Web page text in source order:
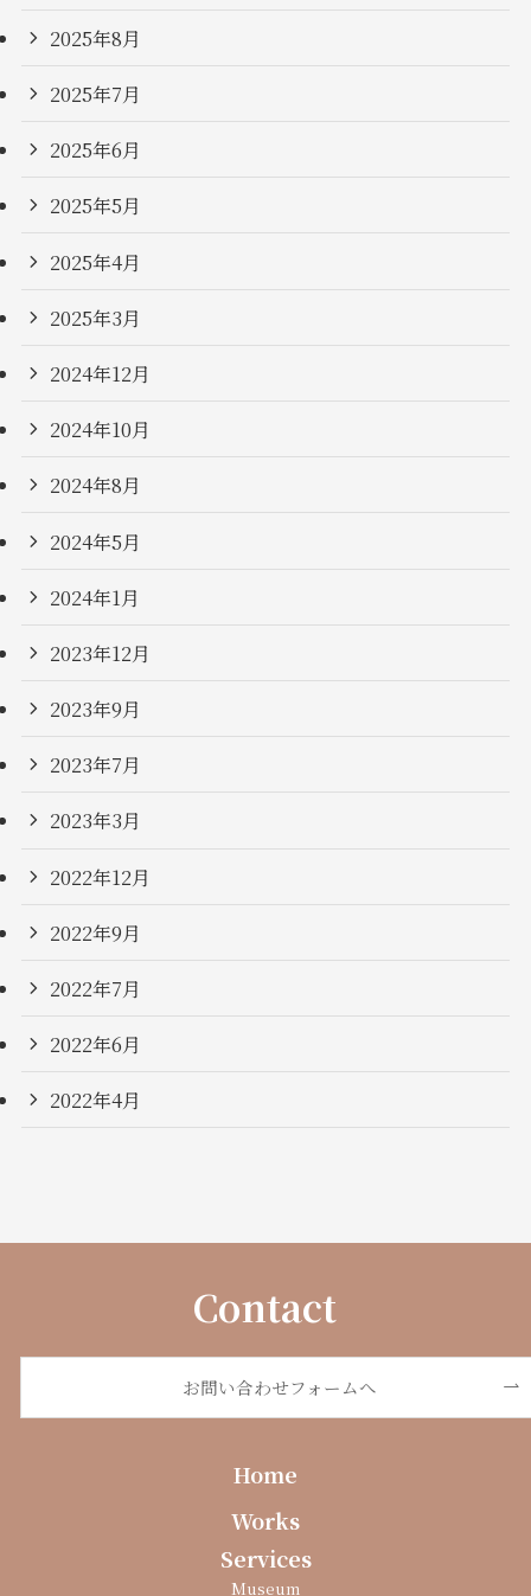
2025年8月
2025年7月
2025年6月
2025年5月
2025年4月
2025年3月
2024年12月
2024年10月
2024年8月
2024年5月
2024年1月
2023年12月
2023年9月
2023年7月
2023年3月
2022年12月
2022年9月
2022年7月
2022年6月
2022年4月
Contact
お問い合わせフォームへ
Home
Works
Services
Museum